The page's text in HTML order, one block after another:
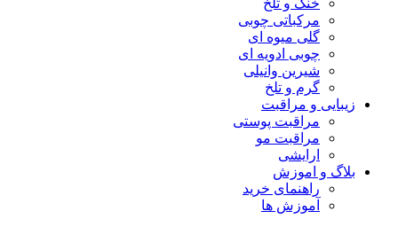
مرکباتی چوبی
گلی میوه ای
چوبی ادویه ای
شیرین وانیلی
گرم و تلخ
زیبایی و مراقبت
مراقبت پوستی
مراقبت مو
ارایشی
بلاگ و اموزش
راهنمای خرید
آموزش ها